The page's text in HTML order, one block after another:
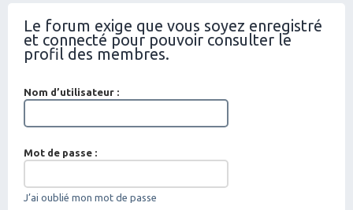
Le forum exige que vous soyez enregistré
et connecté pour pouvoir consulter le
profil des membres.
Nom d’utilisateur :
Mot de passe :
J’ai oublié mon mot de passe